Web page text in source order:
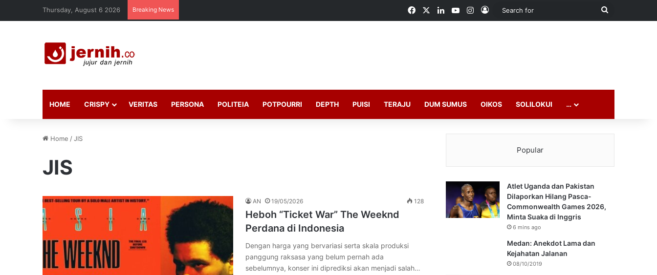
Thursday, August 6 2026 Breaking News FacebookLinkedInYouTubeInstagram
Log In
Search
HOME CRISPY VERITAS PERSONA POLITEIA POTPOURRI DEPTH PUISI TERAJU DUM SUMUS OIKOS SOLILOKUI …
Home /JIS
JIS
AN 19/05/2026 128
Heboh “Ticket War” The Weeknd
Perdana di Indonesia
Dengan harga yang bervariasi serta skala produksi
panggung raksasa yang belum pernah ada
sebelumnya, konser ini diprediksi akan menjadi salah…
Popular
Atlet Uganda dan Pakistan
Dilaporkan Hilang Pasca-
Commonwealth Games 2026,
Minta Suaka di Inggris
6 mins ago
Medan: Anekdot Lama dan
Kejahatan Jalanan
08/10/2019